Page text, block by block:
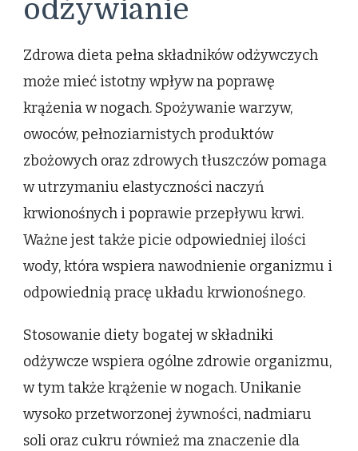
odżywianie
Zdrowa dieta pełna składników odżywczych
może mieć istotny wpływ na poprawę
krążenia w nogach. Spożywanie warzyw,
owoców, pełnoziarnistych produktów
zbożowych oraz zdrowych tłuszczów pomaga
w utrzymaniu elastyczności naczyń
krwionośnych i poprawie przepływu krwi.
Ważne jest także picie odpowiedniej ilości
wody, która wspiera nawodnienie organizmu i
odpowiednią pracę układu krwionośnego.
Stosowanie diety bogatej w składniki
odżywcze wspiera ogólne zdrowie organizmu,
w tym także krążenie w nogach. Unikanie
wysoko przetworzonej żywności, nadmiaru
soli oraz cukru również ma znaczenie dla